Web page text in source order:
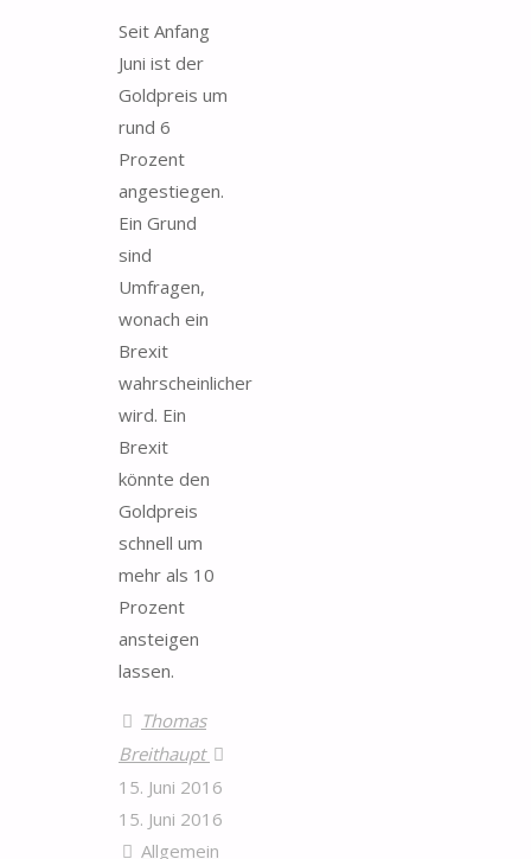
Seit Anfang
Juni ist der
Goldpreis um
rund 6
Prozent
angestiegen.
Ein Grund
sind
Umfragen,
wonach ein
Brexit
wahrscheinlicher
wird. Ein
Brexit
könnte den
Goldpreis
schnell um
mehr als 10
Prozent
ansteigen
lassen.
Thomas
Breithaupt
15. Juni 2016
15. Juni 2016
Allgemein